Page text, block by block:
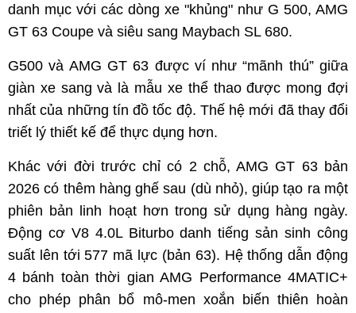
danh mục với các dòng xe "khủng" như G 500, AMG
GT 63 Coupe và siêu sang Maybach SL 680.
G500 và AMG GT 63 được ví như “mãnh thú” giữa
giàn xe sang và là mẫu xe thể thao được mong đợi
nhất của những tín đồ tốc độ. Thế hệ mới đã thay đổi
triết lý thiết kế để thực dụng hơn.
Khác với đời trước chỉ có 2 chỗ, AMG GT 63 bản
2026 có thêm hàng ghế sau (dù nhỏ), giúp tạo ra một
phiên bản linh hoạt hơn trong sử dụng hàng ngày.
Động cơ V8 4.0L Biturbo danh tiếng sản sinh công
suất lên tới 577 mã lực (bản 63). Hệ thống dẫn động
4 bánh toàn thời gian AMG Performance 4MATIC+
cho phép phân bổ mô-men xoắn biến thiên hoàn